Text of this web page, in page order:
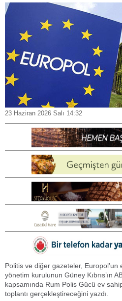
23 Haziran 2026 Salı 14:32
Politis ve diğer gazeteler,
yönetim kurulunun Güney Kıbrıs’ın
kapsamında Rum Polis Gücü ev
toplantı gerçekleştireceğini yazdı.